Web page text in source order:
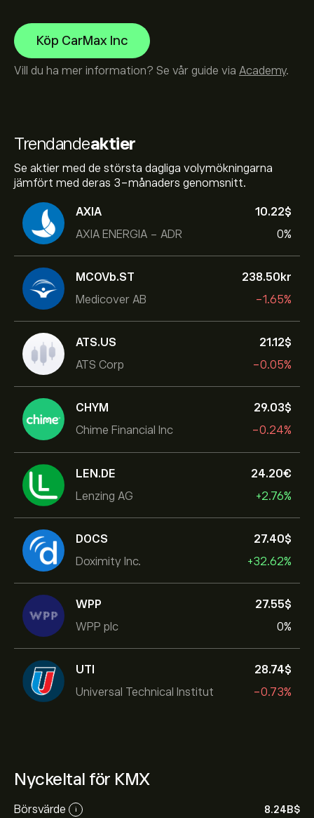
Trendandeaktier
Se aktier med de största dagliga volymökningarna
jämfört med deras 3-månaders genomsnitt.
AXIA
AXIA ENERGIA - ADR
10.22‎$‎
0%
MCOVb.ST
Medicover AB
238.50‎kr‎
-1.65%
ATS.US
ATS Corp
21.12‎$‎
-0.05%
CHYM
Chime Financial Inc
29.03‎$‎
-0.24%
LEN.DE
Lenzing AG
24.20‎€‎
+2.76%
DOCS
Doximity Inc.
27.40‎$‎
+32.62%
WPP
WPP plc
27.55‎$‎
0%
UTI
Universal Technical Institut
28.74‎$‎
-0.73%
Nyckeltal för KMX
Börsvärde i 8.24B‎$‎
Köp CarMax Inc
Vill du ha mer information? Se vår guide via Academy.